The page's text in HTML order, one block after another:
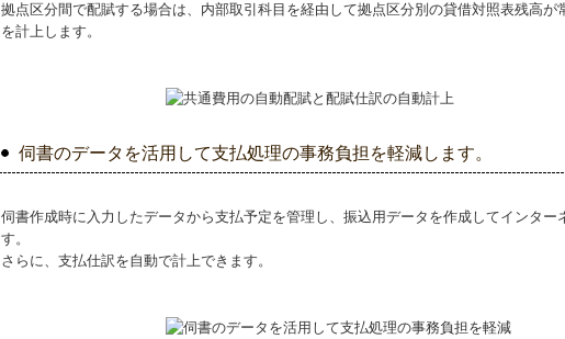
拠点区分間で配賦する場合は、内部取引科目を経由して拠点区分別の貸借対照表残高が
を計上します。
伺書のデータを活用して支払処理の事務負担を軽減します。
伺書作成時に入力したデータから支払予定を管理し、振込用データを作成してインター
す。
さらに、支払仕訳を自動で計上できます。